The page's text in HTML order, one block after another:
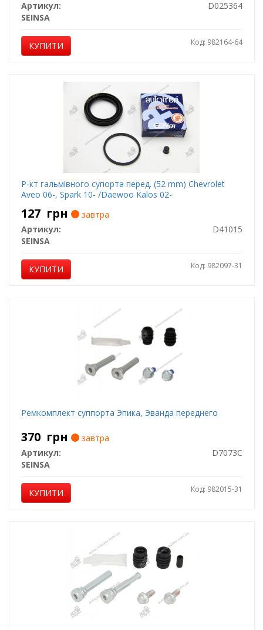
Артикул:
D025364
SEINSA
КУПИТИ Код: 982164-64
Р-кт гальмівного супорта перед. (52 mm) Chevrolet
Aveo 06-, Spark 10- /Daewoo Kalos 02-
127 грн
завтра
Артикул:
D41015
SEINSA
КУПИТИ Код: 982097-31
Ремкомплект суппорта Эпика, Эванда переднего
370 грн
завтра
Артикул:
D7073C
SEINSA
КУПИТИ Код: 982015-31